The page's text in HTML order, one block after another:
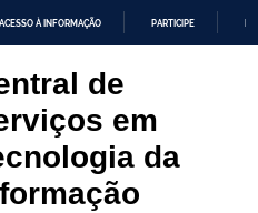
O
CONTEÚDO
ACESSO À INFORMAÇÃO PARTICIPE
de
em
da